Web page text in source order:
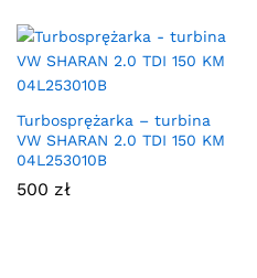
Turbosprężarka – turbina
VW SHARAN 2.0 TDI 150 KM
04L253010B
500 zł